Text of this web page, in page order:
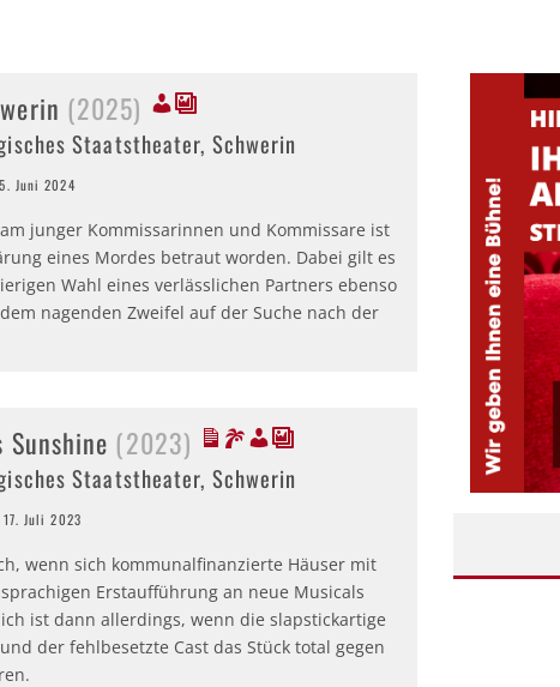
(2025)
Staatstheater, Schwerin
5. Juni 2024
junger Kommissarinnen und Kommissare ist
eines Mordes betraut worden. Dabei gilt es
Wahl eines verlässlichen Partners ebenso
nagenden Zweifel auf der Suche nach der
(2023)
Staatstheater, Schwerin
17. Juli 2023
wenn sich kommunalfinanzierte Häuser mit
Erstaufführung an neue Musicals
ist dann allerdings, wenn die slapstickartige
der fehlbesetzte Cast das Stück total gegen